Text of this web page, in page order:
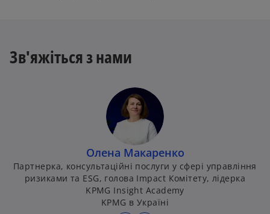
Зв'яжіться з нами
Олена Макаренко
Партнерка, консультаційні послуги у сфері управління
ризиками та ESG, голова Impact Комітету, лідерка
KPMG Insight Academy
KPMG в Україні